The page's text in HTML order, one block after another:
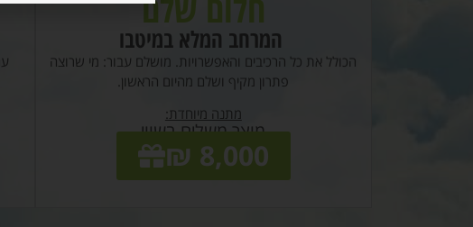
המרחב המלא במיטבו
הכולל את כל הרכיבים והאפשרויות. מושלם עבור: מי שרוצה
פתרון מקיף ושלם מהיום הראשון.
מתנה מיוחדת:
מוצר משלים בשווי
8,000 ₪